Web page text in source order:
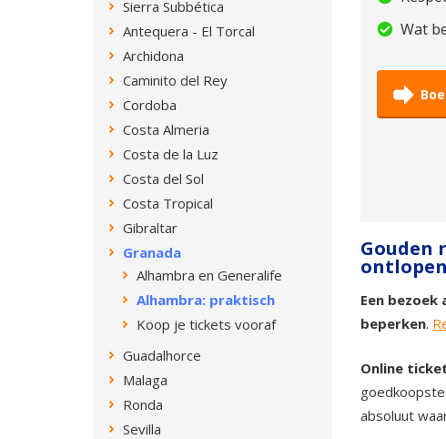
Sierra Subbética
Antequera - El Torcal
Archidona
Caminito del Rey
Cordoba
Costa Almeria
Costa de la Luz
Costa del Sol
Costa Tropical
Gibraltar
Granada
Alhambra en Generalife
Alhambra: praktisch
Koop je tickets vooraf
Guadalhorce
Malaga
Ronda
Sevilla
Wat
Gouden
ontlopen
Een
beperken.
Online
absoluut